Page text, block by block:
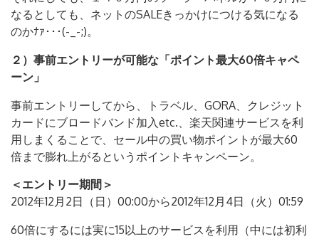
なるとしても、ネットのSALEきっかけにつける気になる
のかﾅｧ･･･(-_-;)。
２）事前エントリーが可能な「ポイント最大60倍キャペ
ーン」
事前エントリーしてから、トラベル、GORA、クレジット
カードにブロードバンド加入etc.、楽天関連サービスを利
用しまくることで、セール中の買い物ポイントが最大60
倍まで膨れ上がるというポイントキャンペーン。
＜エントリー期間＞
2012年12月2日（日）00:00から2012年12月4日（火）01:59
60倍にするには実に15以上のサービスを利用（中には初利